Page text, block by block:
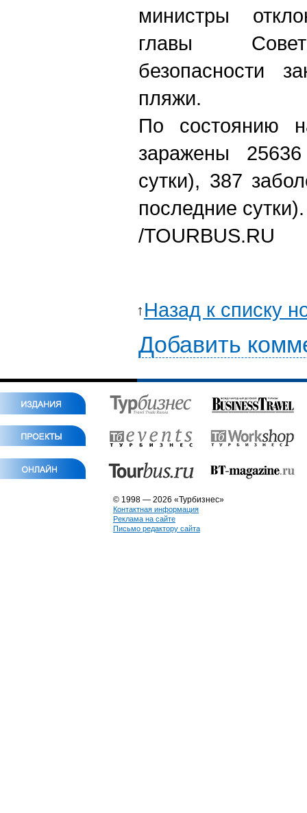
министры
главы
безопасности
пляжи.
По состоянию
заражены
сутки), 387
последние сутки).
/TOURBUS.RU
Назад к списку
Добавить
© 1998 — 2026 «Турбизнес»
Контактная информация
Реклама на сайте
Письмо редактору сайта